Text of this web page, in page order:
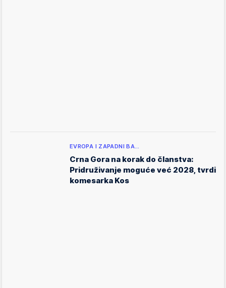
EVROPA I ZAPADNI BA…
Crna Gora na korak do članstva:
Pridruživanje moguće već 2028, tvrdi
komesarka Kos